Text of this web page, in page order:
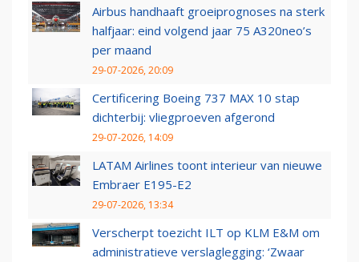
Airbus handhaaft groeiprognoses na sterk
halfjaar: eind volgend jaar 75 A320neo’s
per maand
29-07-2026, 20:09
Certificering Boeing 737 MAX 10 stap
dichterbij: vliegproeven afgerond
29-07-2026, 14:09
LATAM Airlines toont interieur van nieuwe
Embraer E195-E2
29-07-2026, 13:34
Verscherpt toezicht ILT op KLM E&M om
administratieve verslaglegging: ‘Zwaar